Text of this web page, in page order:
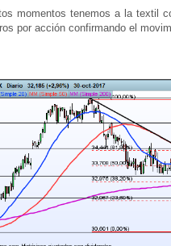
momentos tenemos a la textil
por acción confirmando el